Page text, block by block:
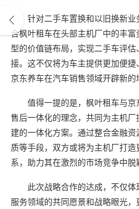
针对二手车置换和以旧换新业
合枫叶租车在头部主机厂中的丰
型的价值链布局，实现二手车评
接。这不仅将为车主提供更加便
京东养车在汽车销售领域开辟新的
值得一提的是，枫叶租车与京
售后一体化的理念，共同为主机
建的一体化方案。通过整合金融
质等手段，双方或将为主机厂打
系，助力其在激烈的市场竞争中脱
此次战略合作的达成，不仅体
服务领域的共同愿景和战略眼光